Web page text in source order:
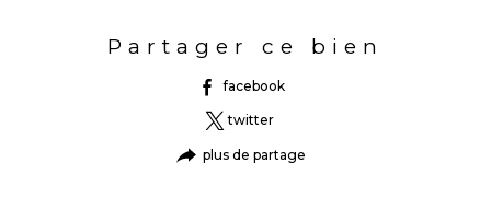
Partager ce bien
facebook
twitter
plus de partage